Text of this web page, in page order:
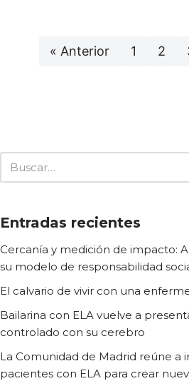
« Anterior 1 2
Entradas recientes
Cercanía y medición de impacto:
su modelo de responsabilidad
El calvario de vivir con una
Bailarina con ELA vuelve a
controlado con su cerebro
La Comunidad de Madrid reúne a
pacientes con ELA para crear